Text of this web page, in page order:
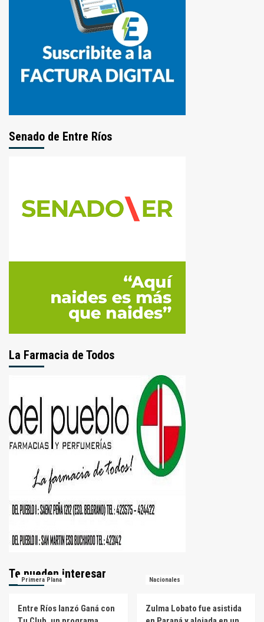
Senado de Entre Ríos
La Farmacia de Todos
Te pueden interesar
Primera Plana
Entre Ríos lanzó Ganá con
Nacionales
Zulma Lobato fue asistida